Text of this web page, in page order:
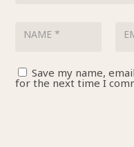
Save my name,
for the next time I